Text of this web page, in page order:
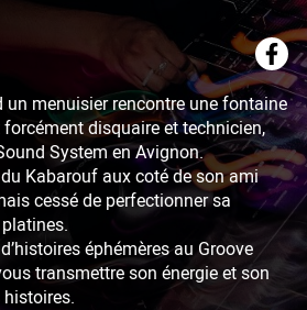
menuisier rencontre une fontaine
disquaire et technicien,
System en Avignon.
Kabarouf aux coté de son ami
cessé de perfectionner sa
éphémères au Groove
transmettre son énergie et son